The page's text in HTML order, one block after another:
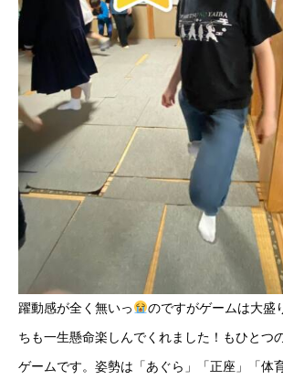
躍動感が全く無いっ のですがゲームは大盛
ちも一生懸命楽しんでくれました！もひとつ
ゲームです。姿勢は「あぐら」「正座」「体